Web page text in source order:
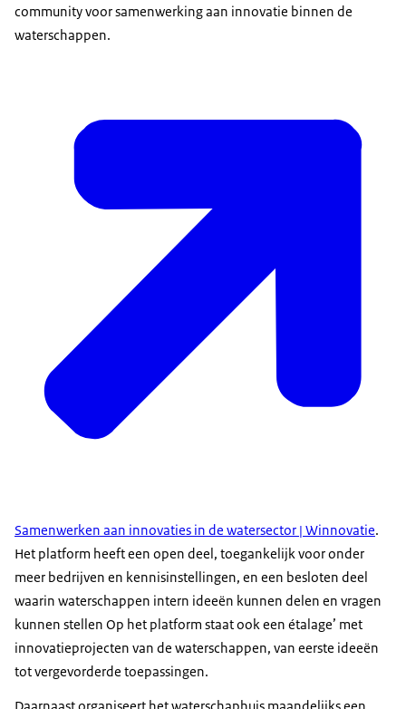
community voor samenwerking aan innovatie binnen de
waterschappen.
Samenwerken aan innovaties in de watersector | Winnovatie.
Het platform heeft een open deel, toegankelijk voor onder
meer bedrijven en kennisinstellingen, en een besloten deel
waarin waterschappen intern ideeën kunnen delen en vragen
kunnen stellen Op het platform staat ook een étalage’ met
innovatieprojecten van de waterschappen, van eerste ideeën
tot vergevorderde toepassingen.